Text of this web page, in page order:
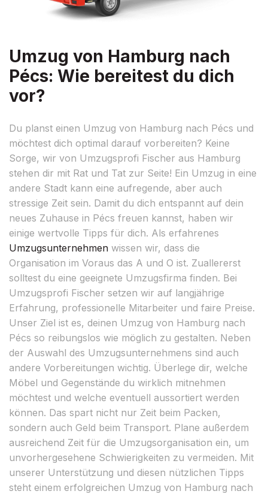
Umzug von Hamburg nach
Pécs: Wie bereitest du dich
vor?
Du planst einen Umzug von Hamburg nach Pécs und
möchtest dich optimal darauf vorbereiten? Keine
Sorge, wir von Umzugsprofi Fischer aus Hamburg
stehen dir mit Rat und Tat zur Seite! Ein Umzug in eine
andere Stadt kann eine aufregende, aber auch
stressige Zeit sein. Damit du dich entspannt auf dein
neues Zuhause in Pécs freuen kannst, haben wir
einige wertvolle Tipps für dich. Als erfahrenes
Umzugsunternehmen wissen wir, dass die
Organisation im Voraus das A und O ist. Zuallererst
solltest du eine geeignete Umzugsfirma finden. Bei
Umzugsprofi Fischer setzen wir auf langjährige
Erfahrung, professionelle Mitarbeiter und faire Preise.
Unser Ziel ist es, deinen Umzug von Hamburg nach
Pécs so reibungslos wie möglich zu gestalten. Neben
der Auswahl des Umzugsunternehmens sind auch
andere Vorbereitungen wichtig. Überlege dir, welche
Möbel und Gegenstände du wirklich mitnehmen
möchtest und welche eventuell aussortiert werden
können. Das spart nicht nur Zeit beim Packen,
sondern auch Geld beim Transport. Plane außerdem
ausreichend Zeit für die Umzugsorganisation ein, um
unvorhergesehene Schwierigkeiten zu vermeiden. Mit
unserer Unterstützung und diesen nützlichen Tipps
steht einem erfolgreichen Umzug von Hamburg nach